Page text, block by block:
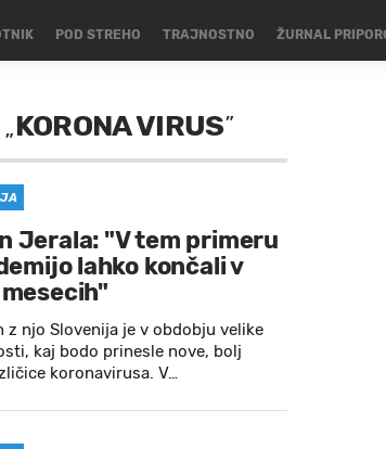
POD STREHO TRAJNOSTNO ŽURNAL
KORONA VIRUS”
Jerala: "V tem primeru
lahko končali v
z njo Slovenija je v obdobju velike
kaj bodo prinesle nove, bolj
koronavirusa. V…